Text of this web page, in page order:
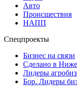
Авто
Происшествия
НАПП
Спецпроекты
Бизнес на связи
Сделано в
Лидеры
Бор. Лидеры